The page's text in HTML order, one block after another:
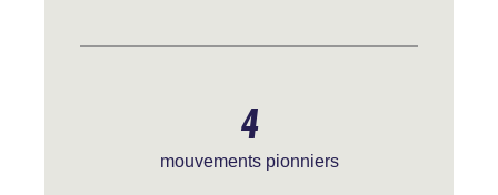
4
mouvements pionniers